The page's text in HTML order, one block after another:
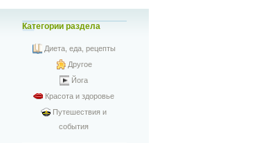
Категории раздела
Диета, еда, рецепты
Другое
Йога
Красота и здоровье
Путешествия и
события